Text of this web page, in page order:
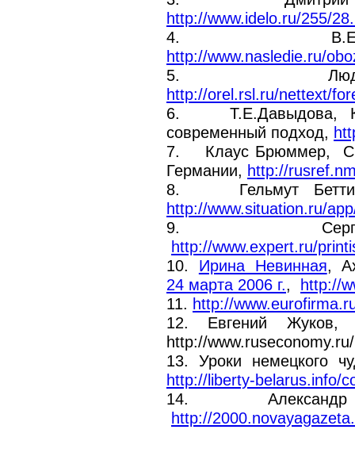
http://www.idelo.ru/255/
4. В.Ежов,
http://www.nasledie.ru/
5. Людвиг
http://orel.rsl.ru/nettext/
6. Т.Е.Давыдова,
современный подход,
7. Клаус Брюммер,
Германии, http://
8. Гельмут
http://www.situation.ru/
9. Сергей
http://www.expert.ru/
10. Ирина Невинная,
24 марта 2006 г., http://
11. http://
12. Евгений Жуков,
http://
13. Уроки немецкого
http://liberty-belarus.info/
14.
http://